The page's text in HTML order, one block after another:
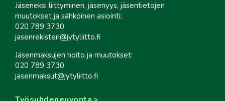
Jäseneksi liittyminen, jäsenyys, jäsentietojen
muutokset ja sähköinen asiointi:
020 789 3730
jasenrekisteri@jytyliitto.fi
Jäsenmaksujen hoito ja muutokset:
020 789 3730
jasenmaksut@jytyliitto.fi